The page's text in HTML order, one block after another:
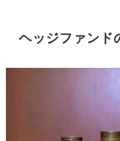
ヘッジファンド